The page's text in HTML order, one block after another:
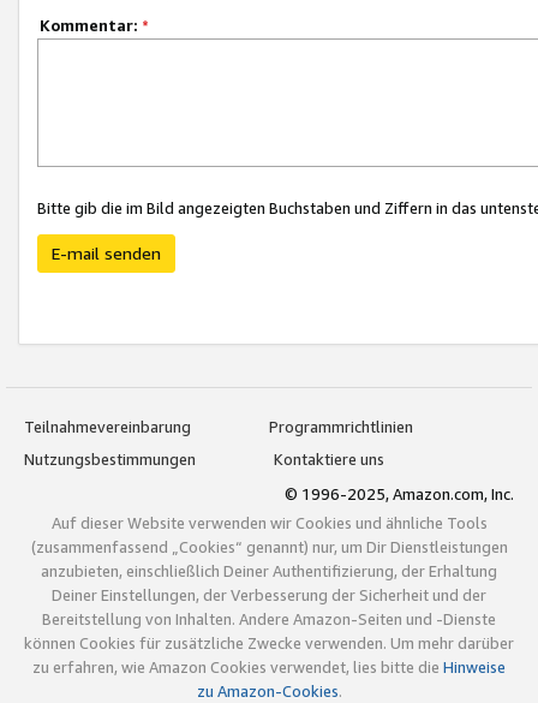
Kommentar: *
Bitte gib die im Bild angezeigten Buchstaben und Ziffern in das
E-mail senden
Teilnahmevereinbarung
Programmrichtlinien
Nutzungsbestimmungen
Kontaktiere uns
© 1996-2025, Amazon.com, Inc.
Auf dieser Website verwenden wir Cookies und ähnliche Tools
(zusammenfassend „Cookies“ genannt) nur, um Dir Dienstleistungen
anzubieten, einschließlich Deiner Authentifizierung, der Erhaltung
Deiner Einstellungen, der Verbesserung der Sicherheit und der
Bereitstellung von Inhalten. Andere Amazon-Seiten und -Dienste
können Cookies für zusätzliche Zwecke verwenden. Um mehr darüber
zu erfahren, wie Amazon Cookies verwendet, lies bitte die Hinweise
zu Amazon-Cookies.